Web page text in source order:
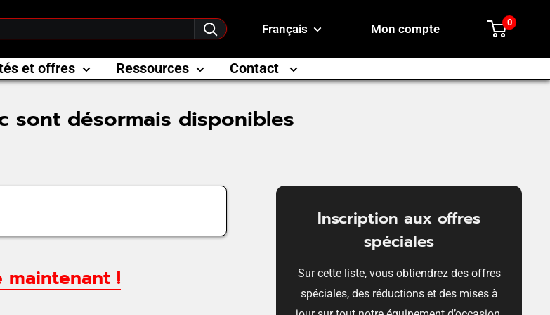
Français Mon compte 0
et offres Ressources Contact
sont désormais disponibles
!
Inscription aux offres
spéciales
Sur cette liste, vous obtiendrez des offres
spéciales, des réductions et des mises à